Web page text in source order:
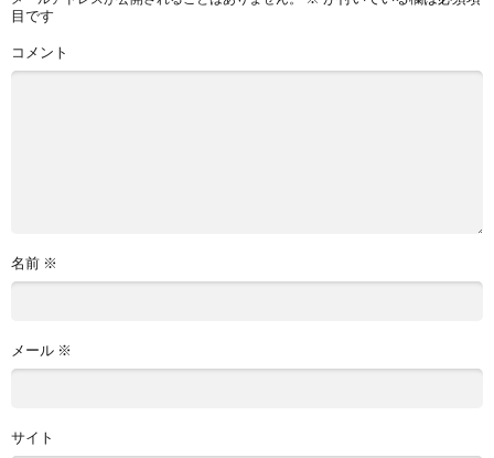
目です
コメント
名前 ※
メール ※
サイト